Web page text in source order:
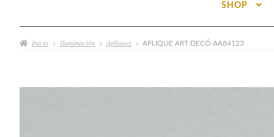
SHOP
Inicio Iluminación Apliques APLIQUE ART DECÓ AA84123